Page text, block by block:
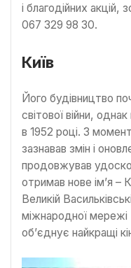
і благодійних акцій,
067 329 98 30.
Київ
Його будівництво
світової війни,
в 1952 році. З
зазнавав змін і
продовжував
отримав нове ім’я –
Великій
міжнародної мережі
об’єднує найкращі